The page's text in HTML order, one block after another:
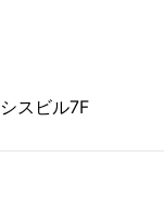
スビル7F